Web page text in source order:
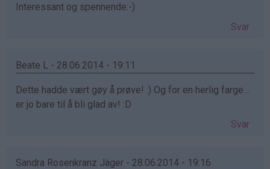
Interessant og spennende:-)
Svar
Beate L - 28.06.2014 - 19:11
Dette hadde vært gøy å prøve! :) Og for en herlig farge…
er jo bare til å bli glad av! :D
Svar
Sandra Rosenkranz Jäger - 28.06.2014 - 19:16